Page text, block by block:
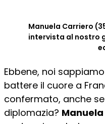
Manuela Carriero
intervista al nostro
Ebbene, noi
battere il cuore a
confermato, anche
diplomazia?